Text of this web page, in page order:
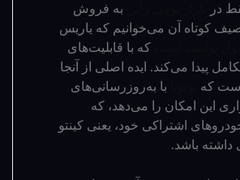
در
به فروش
کوتاه آن می‌خوانیم که یاریس
که با قابلیت‌های
پیدا می‌کند. ایده اصلی از آنجا
که
با به‌روزرسانی‌های
این امکان را می‌دهد، که
اشتراکی خود، یعنی کینتو
داشته باشد.